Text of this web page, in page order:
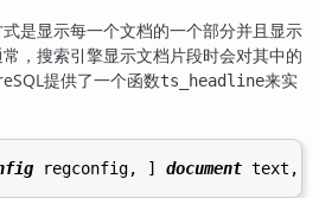
是显示每一个文档的一个部分并且显示
，搜索引擎显示文档片段时会对其中的
提供了一个函数ts_headline来实
regconfig, ] document text ,